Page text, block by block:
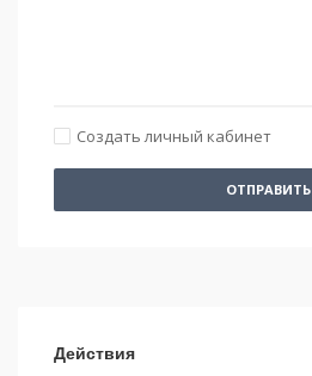
Создать личный кабинет
ОТПРАВИТЬ
Действия